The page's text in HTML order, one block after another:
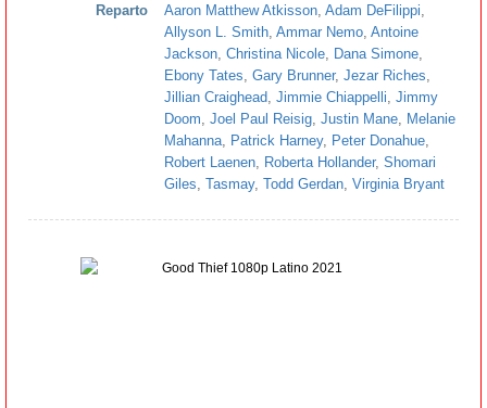
Reparto
Aaron Matthew Atkisson Adam DeFilippi
Allyson L. Smith Ammar Nemo Antoine
Jackson Christina Nicole Dana Simone
Ebony Tates Gary Brunner, Jezar Riches
Jillian Craighead Jimmie Chiappelli Jimmy
Doom Joel Paul Reisig Justin Mane
Melanie
Mahanna
Patrick Harney, Peter Donahue
Robert Laenen
Roberta Hollander, Shomari
Giles Tasmay, Todd Gerdan Virginia Bryant